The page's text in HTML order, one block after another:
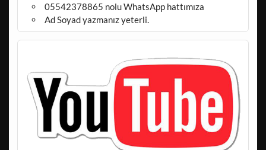
05542378865 nolu WhatsApp hattımıza
Ad Soyad yazmanız yeterli.